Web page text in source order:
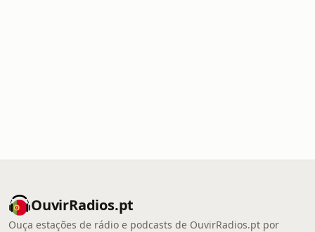
OuvirRadios.pt
Ouça estações de rádio e podcasts de OuvirRadios.pt por